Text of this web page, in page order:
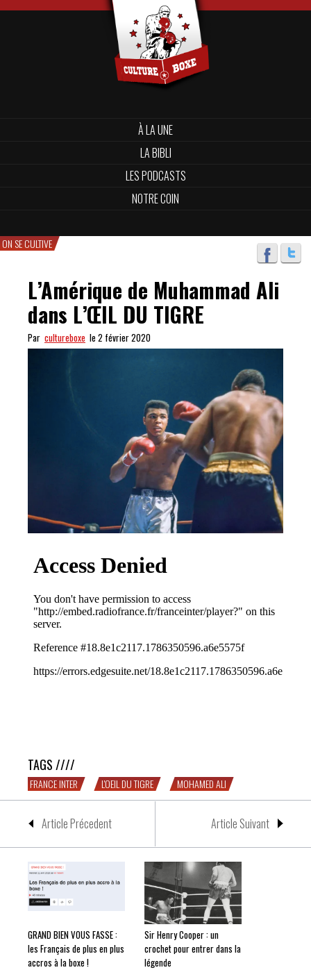
À LA UNE
LA BIBLI
LES PODCASTS
NOTRE COIN
ON SE CULTIVE
L’Amérique de Muhammad Ali
dans L’ŒIL DU TIGRE
Par cultureboxe le 2 février 2020
TAGS ////
FRANCE INTER L'OEIL DU TIGRE MOHAMED ALI
Article Précedent Article Suivant
GRAND BIEN VOUS FASSE :
les Français de plus en plus
accros à la boxe !
Sir Henry Cooper : un
crochet pour entrer dans la
légende